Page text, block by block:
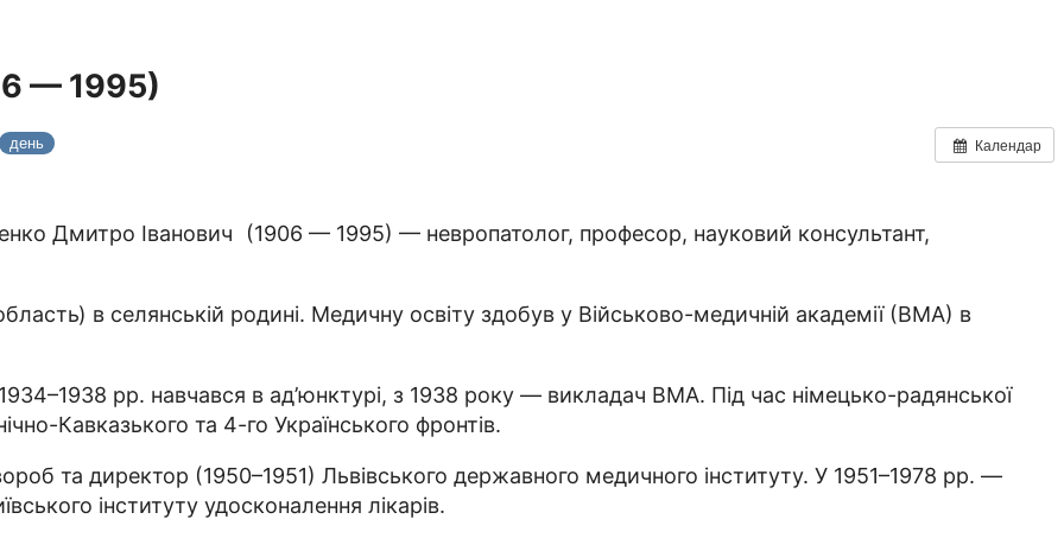
— 1995)
Календар
день
Дмитро Іванович (1906 — 1995) — невропатолог, професор, науковий консультант,
в селянській родині. Медичну освіту здобув у Військово-медичній академії (ВМА) в
рр. навчався в ад’юнктурі, з 1938 року — викладач ВМА. Під час німецько-радянської
Кавказького та 4-го Українського фронтів.
та директор (1950–1951) Львівського державного медичного інституту. У 1951–1978 рр. —
інституту удосконалення лікарів.